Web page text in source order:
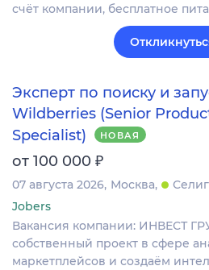
счёт компании, бесплатное
Эксперт по поиску и
Wildberries (Senior
Specialist)
НОВАЯ
от 100 000 ₽
07 августа 2026 Москва
Jobers
Вакансия компании: ИНВЕСТ
собственный проект в сфере
маркетплейсов и создаём